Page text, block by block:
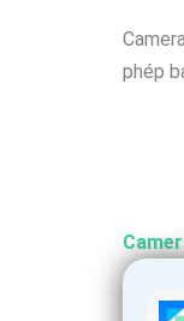
phép